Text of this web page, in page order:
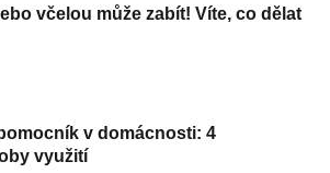
včelou může zabít! Víte, co dělat
v domácnosti: 4
využití